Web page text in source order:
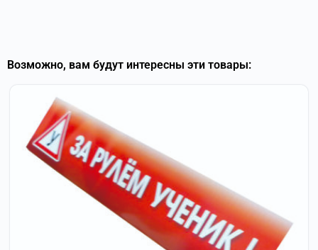
Возможно, вам будут интересны эти товары: